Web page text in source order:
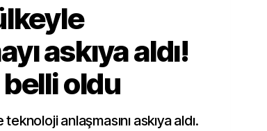
askıya aldı!
oldu
anlaşmasını askıya aldı.